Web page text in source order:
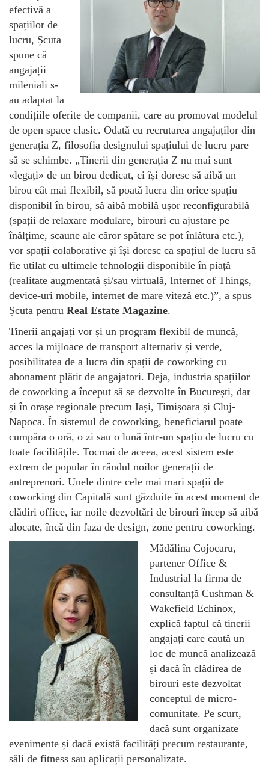
efectivă a
spațiilor de
lucru, Șcuta
spune că
angajații
mileniali s-
au adaptat la
condițiile oferite de companii, care au promovat modelul
de open space clasic. Odată cu recrutarea angajaților din
generația Z, filosofia designului spațiului de lucru pare
să se schimbe. „Tinerii din generația Z nu mai sunt
«legați» de un birou dedicat, ci își doresc să aibă un
birou cât mai flexibil, să poată lucra din orice spațiu
disponibil în birou, să aibă mobilă ușor reconfigurabilă
(spații de relaxare modulare, birouri cu ajustare pe
înălțime, scaune ale căror spătare se pot înlătura etc.),
vor spații colaborative și își doresc ca spațiul de lucru să
fie utilat cu ultimele tehnologii disponibile în piață
(realitate augmentată și/sau virtuală, Internet of Things,
device-uri mobile, internet de mare viteză etc.)”, a spus
Șcuta pentru Real Estate Magazine.
Tinerii angajați vor și un program flexibil de muncă,
acces la mijloace de transport alternativ și verde,
posibilitatea de a lucra din spații de coworking cu
abonament plătit de angajatori. Deja, industria spațiilor
de coworking a început să se dezvolte în București, dar
și în orașe regionale precum Iași, Timișoara și Cluj-
Napoca. În sistemul de coworking, beneficiarul poate
cumpăra o oră, o zi sau o lună într-un spațiu de lucru cu
toate facilitățile. Tocmai de aceea, acest sistem este
extrem de popular în rândul noilor generații de
antreprenori. Unele dintre cele mai mari spații de
coworking din Capitală sunt găzduite în acest moment de
clădiri office, iar noile dezvoltări de birouri încep să aibă
alocate, încă din faza de design, zone pentru coworking.
Mădălina Cojocaru,
partener Office &
Industrial la firma de
consultanță Cushman &
Wakefield Echinox,
explică faptul că tinerii
angajați care caută un
loc de muncă analizează
și dacă în clădirea de
birouri este dezvoltat
conceptul de micro-
comunitate. Pe scurt,
dacă sunt organizate
evenimente și dacă există facilități precum restaurante,
săli de fitness sau aplicații personalizate.